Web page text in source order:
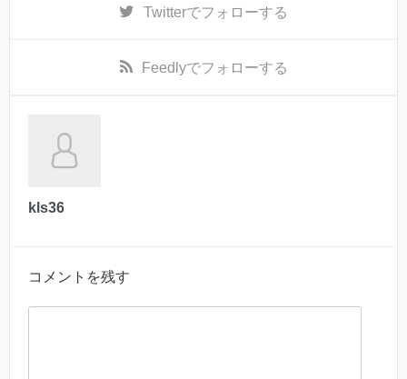
Twitterでフォローする
Feedlyでフォローする
kls36
コメントを残す